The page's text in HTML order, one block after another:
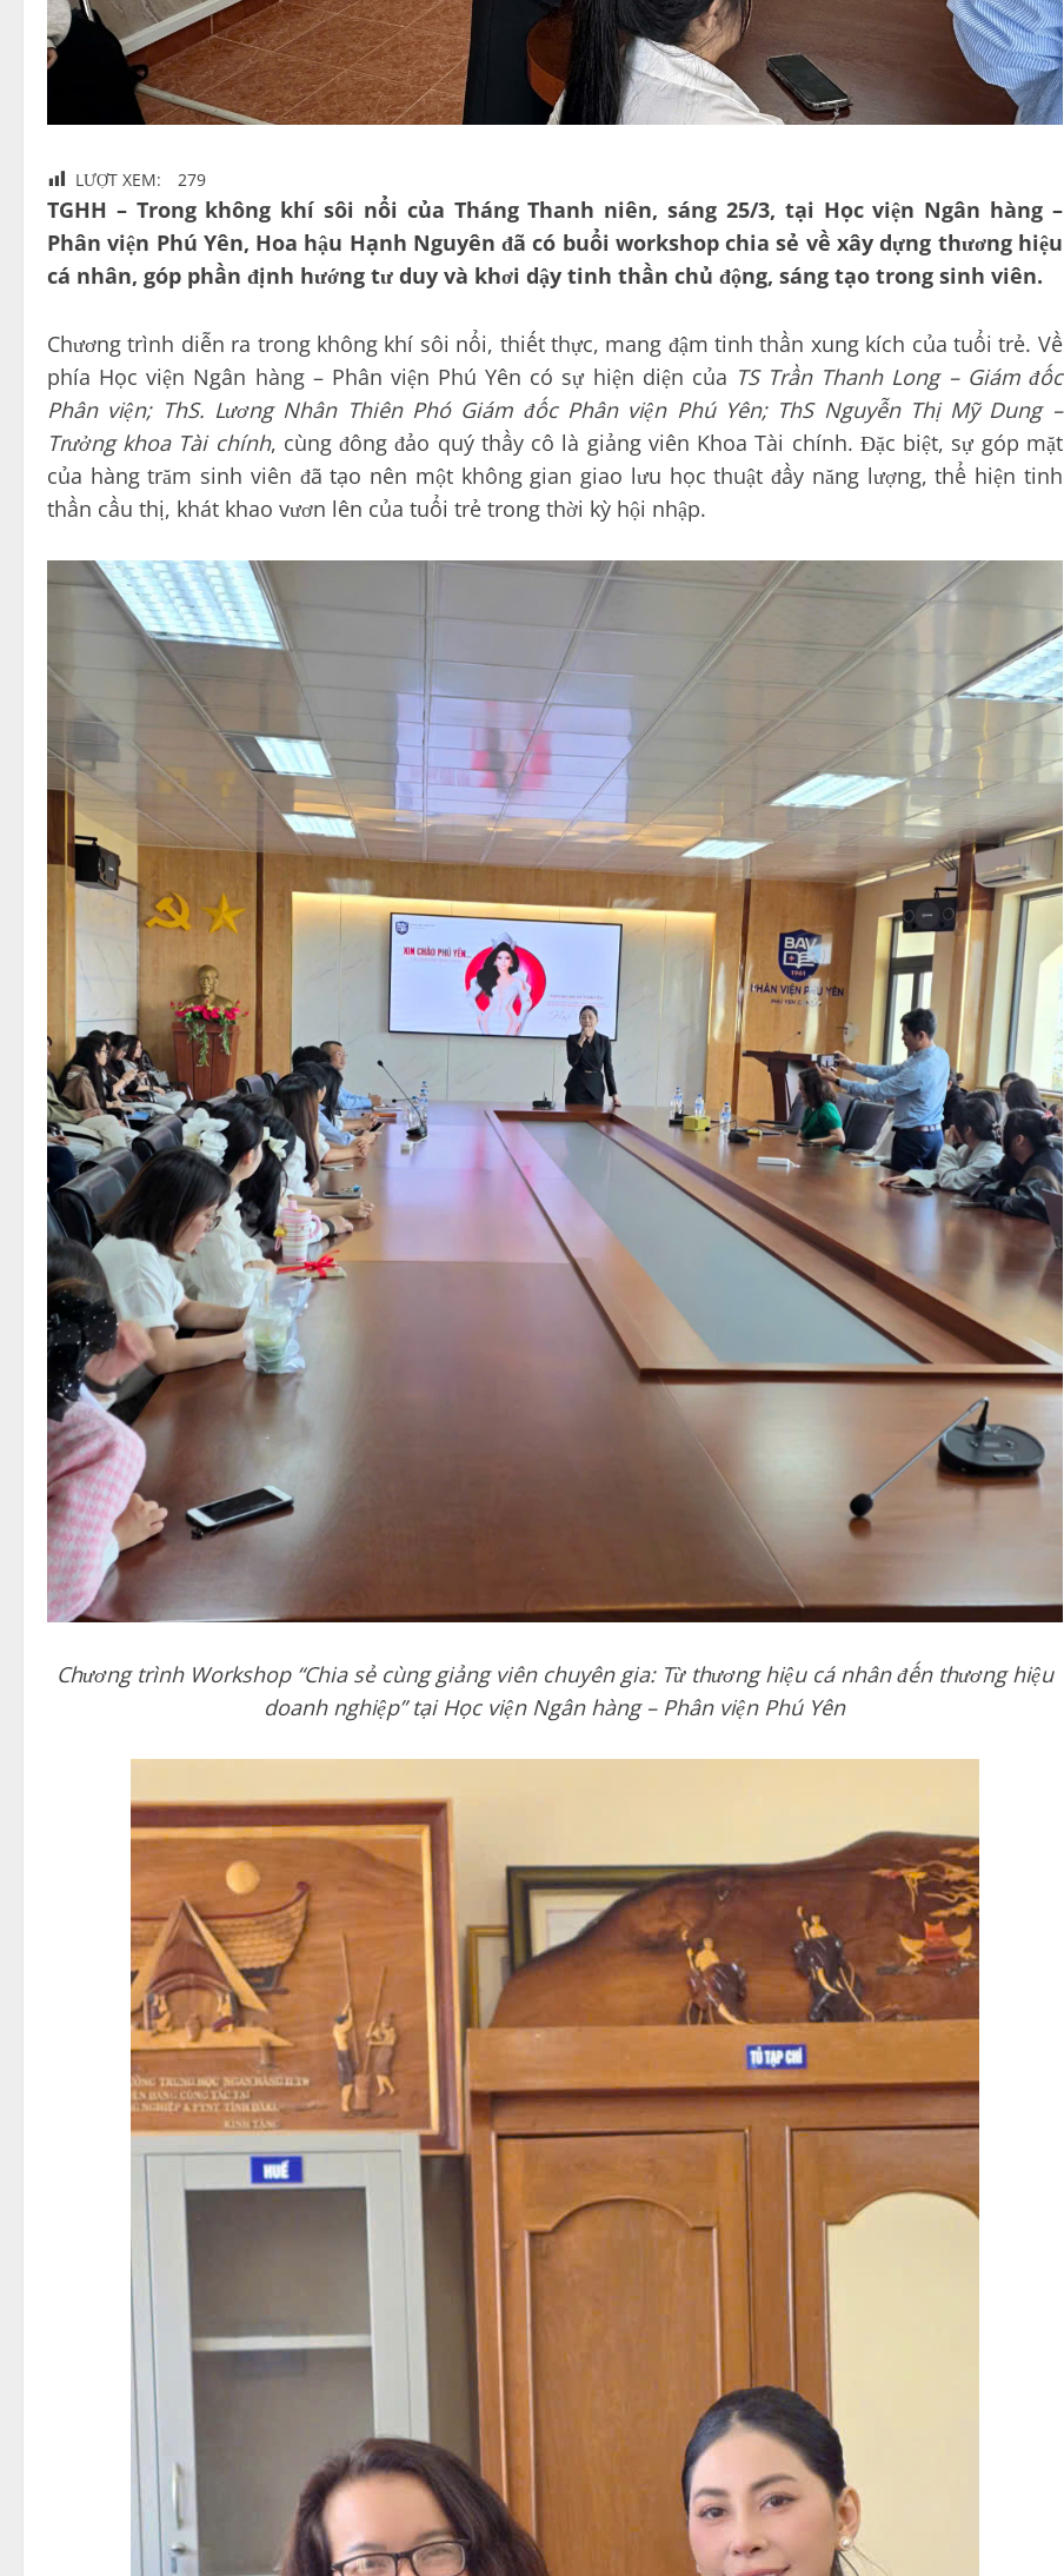
LƯỢT XEM: 279
TGHH – Trong không khí sôi nổi của Tháng Thanh niên, sáng 25/3, tại Học viện Ngân hàng –
Phân viện Phú Yên, Hoa hậu Hạnh Nguyên đã có buổi workshop chia sẻ về xây dựng thương hiệu
cá nhân, góp phần định hướng tư duy và khơi dậy tinh thần chủ động, sáng tạo trong sinh viên.
Chương trình diễn ra trong không khí sôi nổi, thiết thực, mang đậm tinh thần xung kích của tuổi trẻ. Về
phía Học viện Ngân hàng – Phân viện Phú Yên có sự hiện diện của TS Trần Thanh Long – Giám đốc
Phân viện; ThS. Lương Nhân Thiên Phó Giám đốc Phân viện Phú Yên; ThS Nguyễn Thị Mỹ Dung –
Trưởng khoa Tài chính, cùng đông đảo quý thầy cô là giảng viên Khoa Tài chính. Đặc biệt, sự góp mặt
của hàng trăm sinh viên đã tạo nên một không gian giao lưu học thuật đầy năng lượng, thể hiện tinh
thần cầu thị, khát khao vươn lên của tuổi trẻ trong thời kỳ hội nhập.
Chương trình Workshop “Chia sẻ cùng giảng viên chuyên gia: Từ thương hiệu cá nhân đến thương hiệu
doanh nghiệp” tại Học viện Ngân hàng – Phân viện Phú Yên